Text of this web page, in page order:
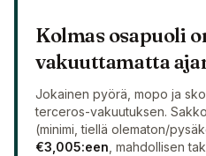
Kolmas osapuoli
vakuuttamatta
Jokainen pyörä, mopo ja
terceros-vakuutuksen.
(minimi, tiellä olematon/
€3,005:een , mahdollisen